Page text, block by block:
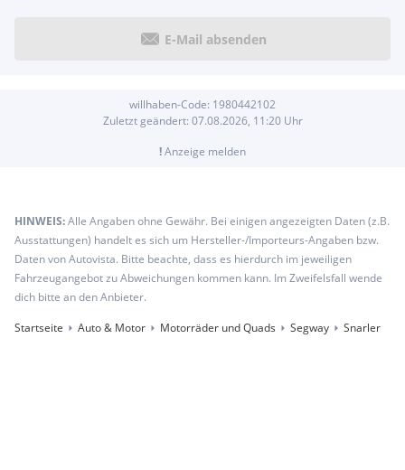
E-Mail absenden
willhaben-Code: 1980442102
Zuletzt geändert: 07.08.2026, 11:20Uhr
!Anzeige melden
HINWEIS:Alle Angaben ohne Gewähr. Bei einigen angezeigten Daten (z.B.
Ausstattungen) handelt es sich um Hersteller-/Importeurs-Angaben bzw.
Daten von Autovista. Bitte beachte, dass es hierdurch im jeweiligen
Fahrzeugangebot zu Abweichungen kommen kann. Im Zweifelsfall wende
dich bitte an den Anbieter.
Startseite
Auto & Motor Motorräder und Quads Segway Snarler